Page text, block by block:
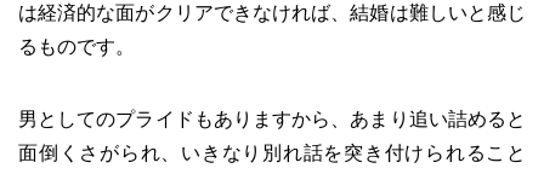
は経済的な面がクリアできなければ、結婚は難しいと感じ
るものです。
男としてのプライドもありますから、あまり追い詰めると
面倒くさがられ、いきなり別れ話を突き付けられること